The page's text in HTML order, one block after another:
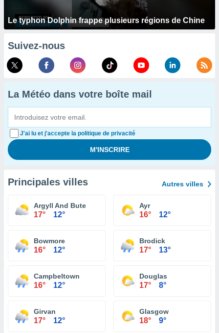
Le typhon Dolphin frappe plusieurs régions de Chine
Suivez-nous
La Météo dans votre boîte mail
J'ai lu et j'accepte la politique de privacité
Principales villes Autres villes
Argyll And Bute
17° 12°
Ayr
16° 12°
Bowmore
16° 12°
Brodick
17° 13°
Campbeltown
16° 12°
Douglas
17° 8°
Girvan
17° 12°
Glasgow
18° 9°